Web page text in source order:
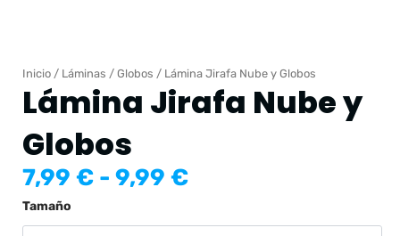
Inicio / Láminas / Globos / Lámina Jirafa Nube y Globos
Lámina Jirafa Nube y
Globos
7,99 € - 9,99 €Rango
precios:
Tamaño
Lámina
Jirafa